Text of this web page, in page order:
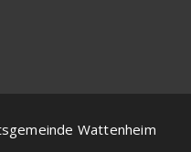
Wattenheim